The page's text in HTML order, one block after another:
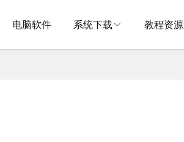
电脑软件 系统下载 教程资源